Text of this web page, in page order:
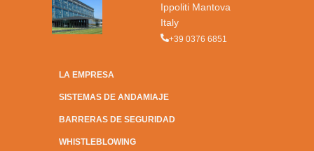
Ippoliti Mantova
Italy
+39 0376 6851
LA EMPRESA
SISTEMAS DE ANDAMIAJE
BARRERAS DE SEGURIDAD
WHISTLEBLOWING